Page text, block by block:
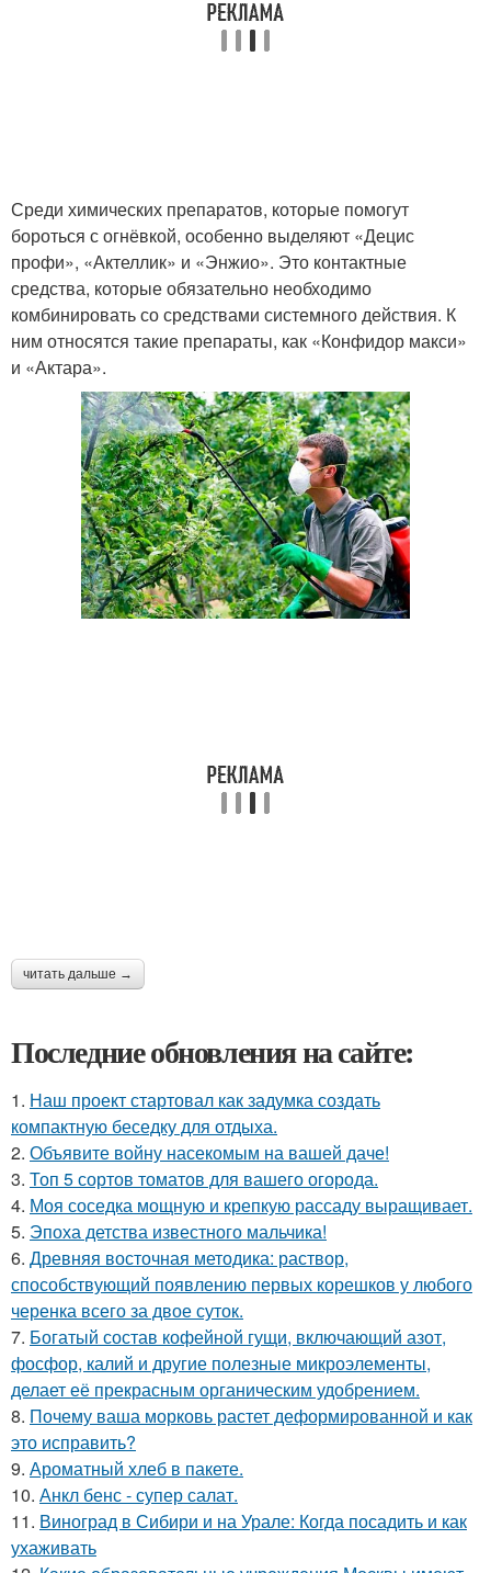
Среди химических препаратов, которые помогут
бороться с огнёвкой, особенно выделяют «Децис
профи», «Актеллик» и «Энжио». Это контактные
средства, которые обязательно необходимо
комбинировать со средствами системного действия. К
ним относятся такие препараты, как «Конфидор макси»
и «Актара».
читать дальше →
Последние обновления на сайте:
1. Наш проект стартовал как задумка создать
компактную беседку для отдыха.
2. Объявите войну насекомым на вашей даче!
3. Топ 5 сортов томатов для вашего огорода.
4. Моя соседка мощную и крепкую рассаду выращивает.
5. Эпоха детства известного мальчика!
6. Древняя восточная методика: раствор,
способствующий появлению первых корешков у любого
черенка всего за двое суток.
7. Богатый состав кофейной гущи, включающий азот,
фосфор, калий и другие полезные микроэлементы,
делает её прекрасным органическим удобрением.
8. Почему ваша морковь растет деформированной и как
это исправить?
9. Ароматный хлеб в пакете.
10. Анкл бенс - супер салат.
11. Виноград в Сибири и на Урале: Когда посадить и как
ухаживать